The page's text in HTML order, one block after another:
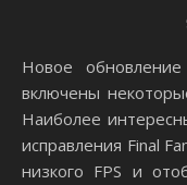
Новое обновление Proton Experimental, в которое
включены
Наиболее
исправления Final
низкого FPS и